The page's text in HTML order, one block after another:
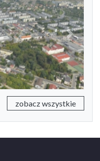
Next
zobacz wszystkie